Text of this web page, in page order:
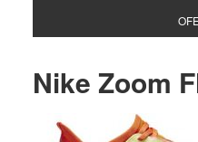
Nike Zoom